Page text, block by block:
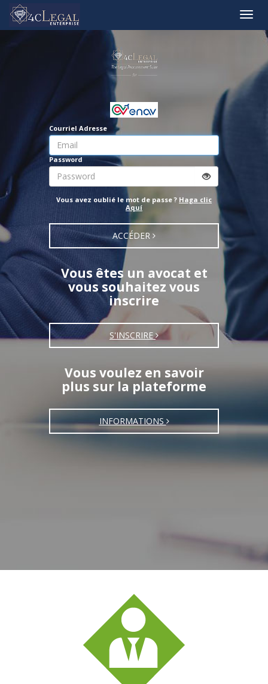
la
Courriel Adresse
Password
Vous avez oublié le mot de passe ? Haga clic
Aquí
ACCÉDER
Vous êtes un avocat et
vous souhaitez vous
inscrire
S'INSCRIRE
Vous voulez en savoir
plus sur la plateforme
INFORMATIONS